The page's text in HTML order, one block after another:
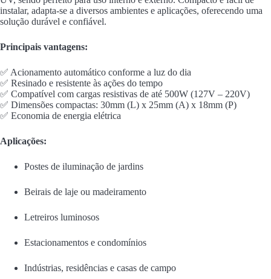
instalar, adapta-se a diversos ambientes e aplicações, oferecendo uma
solução durável e confiável.
Principais vantagens:
✅ Acionamento automático conforme a luz do dia
✅ Resinado e resistente às ações do tempo
✅ Compatível com cargas resistivas de até 500W (127V – 220V)
✅ Dimensões compactas: 30mm (L) x 25mm (A) x 18mm (P)
✅ Economia de energia elétrica
Aplicações:
Postes de iluminação de jardins
Beirais de laje ou madeiramento
Letreiros luminosos
Estacionamentos e condomínios
Indústrias, residências e casas de campo